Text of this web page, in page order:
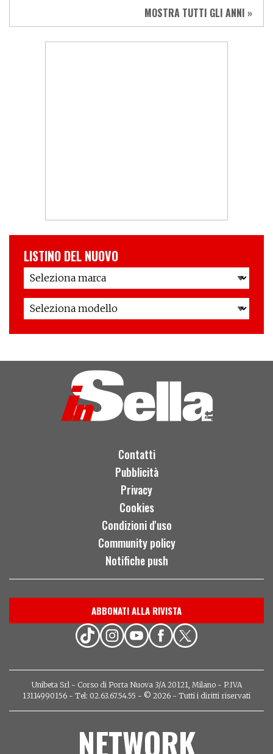
MOSTRA TUTTI GLI ANNI »
LISTINO DEL NUOVO
Contatti
Pubblicità
Privacy
Cookies
Condizioni d'uso
Community policy
Notifiche push
ABBONATI ALLA RIVISTA
Unibeta Srl - Corso di Porta Nuova 3/A 20121, Milano - P.IVA
13114990156 - Tel: 02.63.67.54.55 - © 2026 - Tutti i diritti riservati
NETWORK